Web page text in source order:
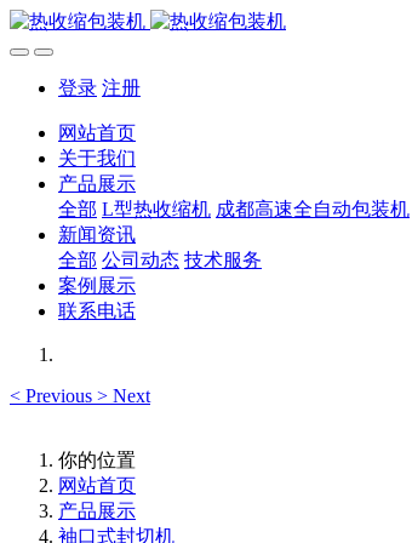
登录 注册
网站首页
关于我们
产品展示
全部 L型热收缩机 成都高速全自动包装机
新闻资讯
全部 公司动态 技术服务
案例展示
联系电话
< Previous > Next
你的位置
网站首页
产品展示
袖口式封切机